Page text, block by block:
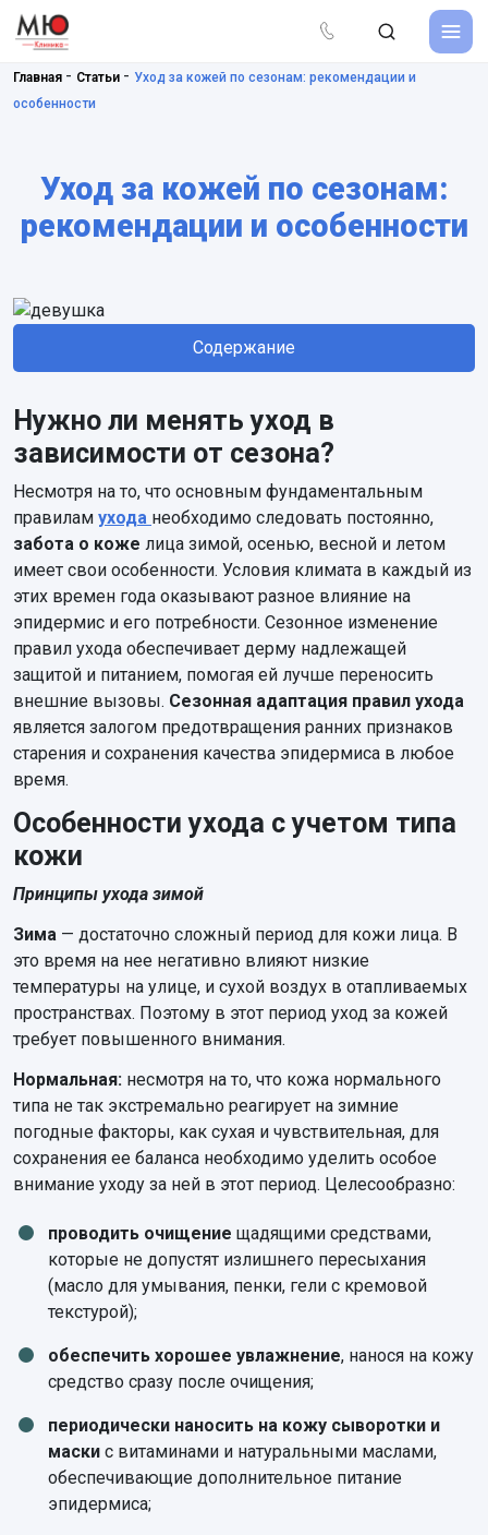
Главная - Статьи - Уход за кожей по сезонам: рекомендации и
особенности
Уход за кожей по сезонам:
рекомендации и особенности
Содержание
Нужно ли менять уход в
зависимости от сезона?
Несмотря на то, что основным фундаментальным
правилам ухода необходимо следовать постоянно,
забота о коже лица зимой, осенью, весной и летом
имеет свои особенности. Условия климата в каждый из
этих времен года оказывают разное влияние на
эпидермис и его потребности. Сезонное изменение
правил ухода обеспечивает дерму надлежащей
защитой и питанием, помогая ей лучше переносить
внешние вызовы. Сезонная адаптация правил ухода
является залогом предотвращения ранних признаков
старения и сохранения качества эпидермиса в любое
время.
Особенности ухода с учетом типа
кожи
Принципы ухода зимой
Зима — достаточно сложный период для кожи лица. В
это время на нее негативно влияют низкие
температуры на улице, и сухой воздух в отапливаемых
пространствах. Поэтому в этот период уход за кожей
требует повышенного внимания.
Нормальная: несмотря на то, что кожа нормального
типа не так экстремально реагирует на зимние
погодные факторы, как сухая и чувствительная, для
сохранения ее баланса необходимо уделить особое
внимание уходу за ней в этот период. Целесообразно:
проводить очищение щадящими средствами,
которые не допустят излишнего пересыхания
(масло для умывания, пенки, гели с кремовой
текстурой);
обеспечить хорошее увлажнение, нанося на кожу
средство сразу после очищения;
периодически наносить на кожу сыворотки и
маски с витаминами и натуральными маслами,
обеспечивающие дополнительное питание
эпидермиса;